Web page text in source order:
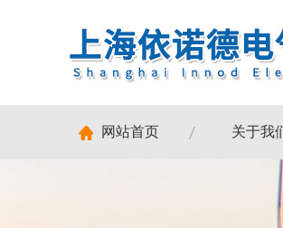
网站首页 关于我